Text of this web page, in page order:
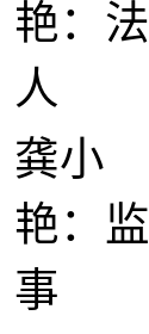
艳：法
人
龚小
艳：监
事